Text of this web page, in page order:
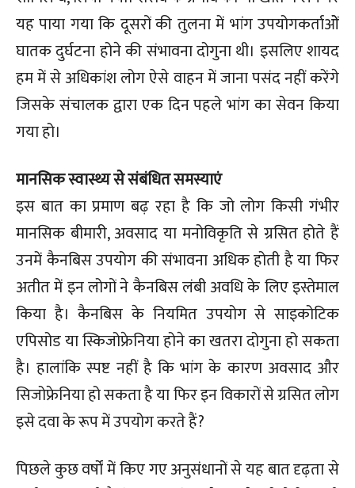
यह पाया गया कि दूसरों की तुलना में भांग उपयोगकर्ताओें
घातक दुर्घटना होने की संभावना दोगुना थी। इसलिए शायद
हम में से अधिकांश लोग ऐसे वाहन में जाना पसंद नहीं करेंगे
जिसके संचालक द्वारा एक दिन पहले भांग का सेवन किया
गया हो।
मानसिक स्वास्थ्य से संबंधित समस्याएं
इस बात का प्रमाण बढ़ रहा है कि जो लोग किसी गंभीर
मानसिक बीमारी, अवसाद या मनोविकृति से ग्रसित होते हैं
उनमें कैनबिस उपयोग की संभावना अधिक होती है या फिर
अतीत में इन लोगों ने कैनबिस लंबी अवधि के लिए इस्तेमाल
किया है। कैनबिस के नियमित उपयोग से साइकोटिक
एपिसोड या स्किजोफ्रेनिया होने का खतरा दोगुना हो सकता
है। हालांकि स्पष्ट नहीं है कि भांग के कारण अवसाद और
सिजोफ्रेनिया हो सकता है या फिर इन विकारों से ग्रसित लोग
इसे दवा के रूप में उपयोग करते हैं?
पिछले कुछ वर्षों में किए गए अनुसंधानों से यह बात दृढ़ता से